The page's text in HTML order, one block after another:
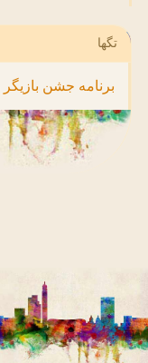
تگها
برنامه جشن بازیگر